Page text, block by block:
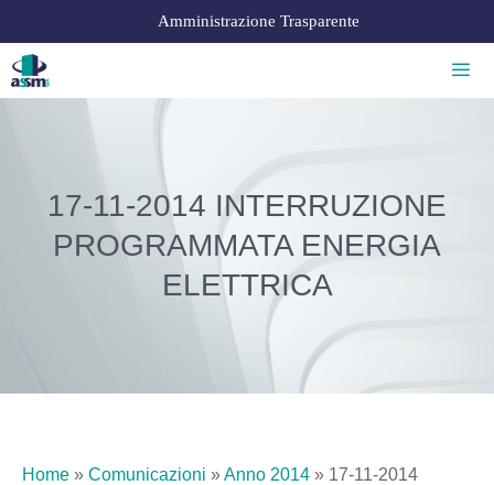
Amministrazione Trasparente
17-11-2014 INTERRUZIONE
PROGRAMMATA ENERGIA
ELETTRICA
Home » Comunicazioni »Anno 2014 » 17-11-2014